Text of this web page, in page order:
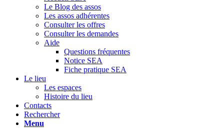
Le Blog des assos
Les assos adhérentes
Consulter les offres
Consulter les demandes
Aide
Questions fréquentes
Notice SEA
Fiche pratique SEA
Le lieu
Les espaces
Histoire du lieu
Contacts
Rechercher
Menu